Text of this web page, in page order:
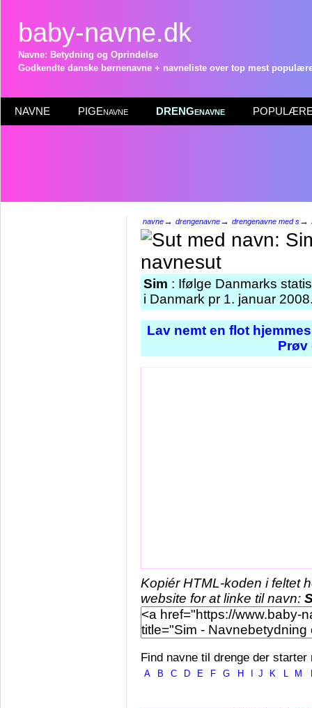
baby-navne.dk
Navne: Betydning og Oprindelse
Godkendte danske børnenavne + navneliste over top mest
NAVNE PIGEnavne DRENGenavne POPULÆRE
navne→ drengenavne→ drengenavne med s→
Sim : Ifølge Danmarks
i Danmark pr 1. januar
Lav nemt en flot
Prøv
Kopiér HTML-koden i feltet
website for at linke til navn:
Find navne til drenge der starter
A B C D E F G H J K L M